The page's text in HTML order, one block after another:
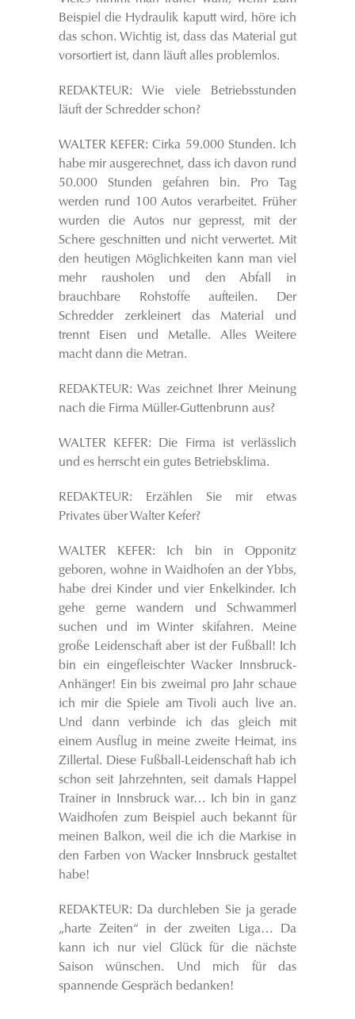
Beispiel die Hydraulik kaputt wird, höre ich
das schon. Wichtig ist, dass das Material gut
vorsortiert ist, dann läuft alles problemlos.
REDAKTEUR: Wie viele Betriebsstunden
läuft der Schredder schon?
WALTER KEFER: Cirka 59.000 Stunden. Ich
habe mir ausgerechnet, dass ich davon rund
50.000 Stunden gefahren bin. Pro Tag
werden rund 100 Autos verarbeitet. Früher
wurden die Autos nur gepresst, mit der
Schere geschnitten und nicht verwertet. Mit
den heutigen Möglichkeiten kann man viel
mehr rausholen und den Abfall in
brauchbare Rohstoffe aufteilen. Der
Schredder zerkleinert das Material und
trennt Eisen und Metalle. Alles Weitere
macht dann die Metran.
REDAKTEUR: Was zeichnet Ihrer Meinung
nach die Firma Müller-Guttenbrunn aus?
WALTER KEFER: Die Firma ist verlässlich
und es herrscht ein gutes Betriebsklima.
REDAKTEUR: Erzählen Sie mir etwas
Privates über Walter Kefer?
WALTER KEFER: Ich bin in Opponitz
geboren, wohne in Waidhofen an der Ybbs,
habe drei Kinder und vier Enkelkinder. Ich
gehe gerne wandern und Schwammerl
suchen und im Winter skifahren. Meine
große Leidenschaft aber ist der Fußball! Ich
bin ein eingefleischter Wacker Innsbruck-
Anhänger! Ein bis zweimal pro Jahr schaue
ich mir die Spiele am Tivoli auch live an.
Und dann verbinde ich das gleich mit
einem Ausflug in meine zweite Heimat, ins
Zillertal. Diese Fußball-Leidenschaft hab ich
schon seit Jahrzehnten, seit damals Happel
Trainer in Innsbruck war… Ich bin in ganz
Waidhofen zum Beispiel auch bekannt für
meinen Balkon, weil die ich die Markise in
den Farben von Wacker Innsbruck gestaltet
habe!
REDAKTEUR: Da durchleben Sie ja gerade
„harte Zeiten“ in der zweiten Liga… Da
kann ich nur viel Glück für die nächste
Saison wünschen. Und mich für das
spannende Gespräch bedanken!